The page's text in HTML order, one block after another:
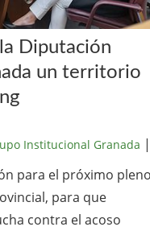
Diputación
un territorio
Institucional Granada |
para el próximo
para que
contra el acoso